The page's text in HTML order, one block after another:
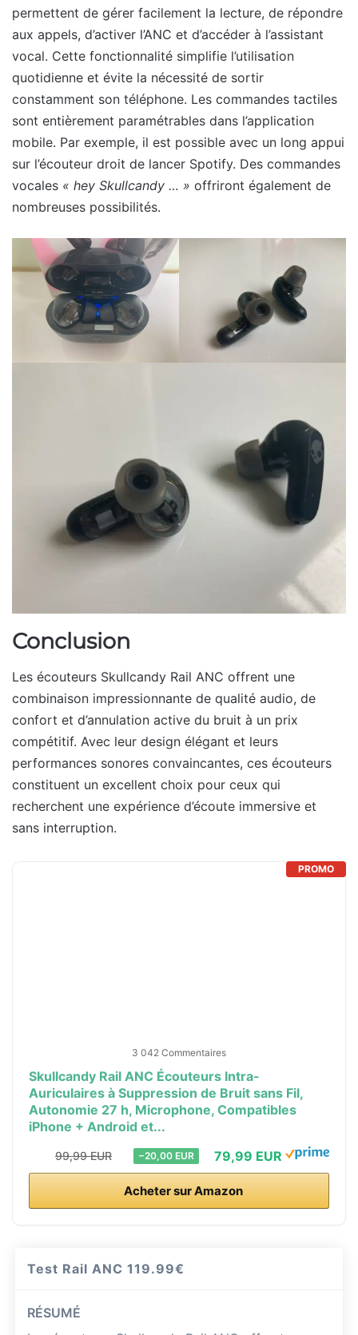
permettent de gérer facilement la lecture, de répondre
aux appels, d’activer l’ANC et d’accéder à l’assistant
vocal. Cette fonctionnalité simplifie l’utilisation
quotidienne et évite la nécessité de sortir
constamment son téléphone. Les commandes tactiles
sont entièrement paramétrables dans l’application
mobile. Par exemple, il est possible avec un long appui
sur l’écouteur droit de lancer Spotify. Des commandes
vocales « hey Skullcandy … » offriront également de
nombreuses possibilités.
Conclusion
Les écouteurs Skullcandy Rail ANC offrent une
combinaison impressionnante de qualité audio, de
confort et d’annulation active du bruit à un prix
compétitif. Avec leur design élégant et leurs
performances sonores convaincantes, ces écouteurs
constituent un excellent choix pour ceux qui
recherchent une expérience d’écoute immersive et
sans interruption.
PROMO
Skullcandy Rail ANC Écouteurs Intra-
Auriculaires à Suppression de Bruit sans Fil,
Autonomie 27 h, Microphone, Compatibles
iPhone + Android et...
99,99 EUR −20,00 EUR 79,99 EUR
Acheter sur Amazon
Test Rail ANC 119.99€
RÉSUMÉ